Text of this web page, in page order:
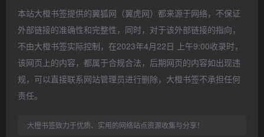
本站大橙书签提供的翼狐网（翼虎网）都来源于网络，不保证
外部链接的准确性和完整性，同时，对于该外部链接的指向，
不由大橙书签实际控制，在2023年4月22日 上午9:00收录时，
该网页上的内容，都属于合规合法，后期网页的内容如出现违
规，可以直接联系网站管理员进行删除，大橙书签不承担任何
责任。
大橙书签致力于优质、实用的网络站点资源收集与分享！